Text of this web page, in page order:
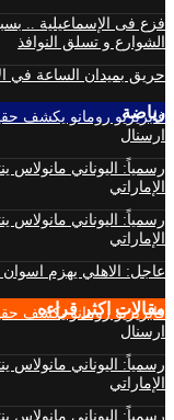
فزع فى الإسماعيلية ..
الشوارع و تسلق النوافذ
حريق بميدان الساعة في
رياضة
فابريزيو رومانو يكشف
ارسنال
رسمياً: اليوناني
الإماراتي
رسمياً: اليوناني
الإماراتي
عاجل: الاهلي يهزم اسوان
مقالات اكثر قراءه
فابريزيو رومانو يكشف
ارسنال
رسمياً: اليوناني
الإماراتي
رسمياً: اليوناني